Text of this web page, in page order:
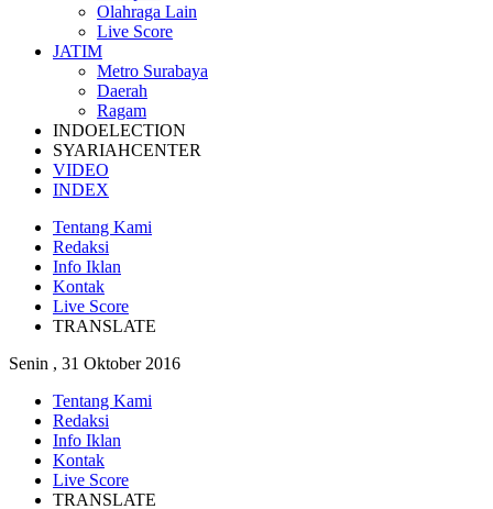
Olahraga Lain
Live Score
JATIM
Metro Surabaya
Daerah
Ragam
INDOELECTION
SYARIAHCENTER
VIDEO
INDEX
Tentang Kami
Redaksi
Info Iklan
Kontak
Live Score
TRANSLATE
Senin , 31 Oktober 2016
Tentang Kami
Redaksi
Info Iklan
Kontak
Live Score
TRANSLATE